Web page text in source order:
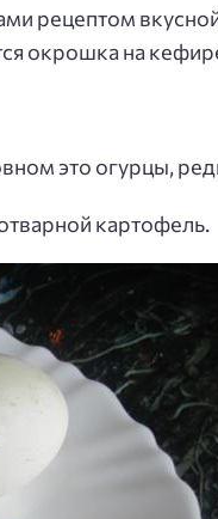
рецептом
окрошка на
это огурцы,
картофель.